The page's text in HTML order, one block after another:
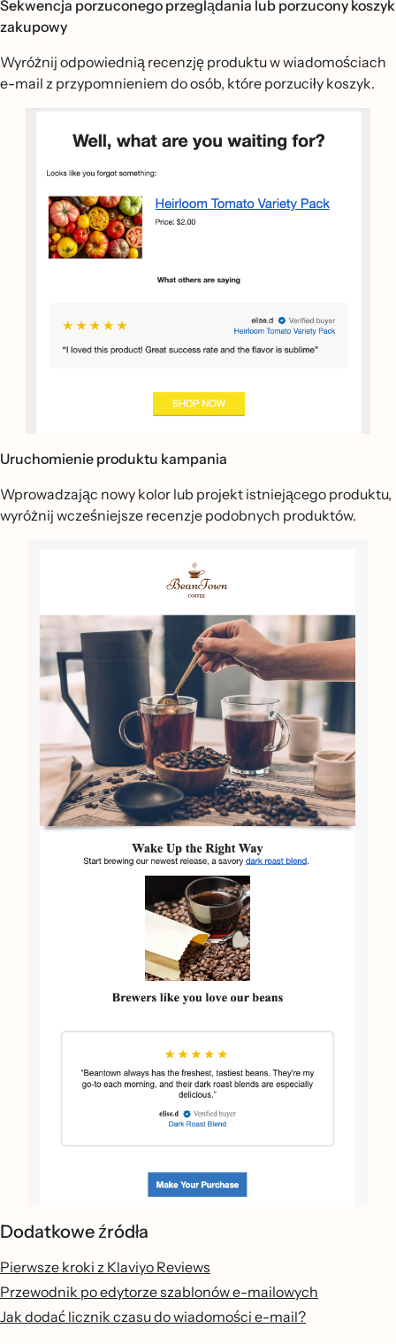
Sekwencja porzuconego przeglądania lub porzucony koszyk
zakupowy
Wyróżnij odpowiednią recenzję produktu w wiadomościach
e-mail z przypomnieniem do osób, które porzuciły koszyk.
Uruchomienie produktu kampania
Wprowadzając nowy kolor lub projekt istniejącego produktu,
wyróżnij wcześniejsze recenzje podobnych produktów.
Dodatkowe źródła
Pierwsze kroki z Klaviyo Reviews
Przewodnik po edytorze szablonów e-mailowych
Jak dodać licznik czasu do wiadomości e-mail?